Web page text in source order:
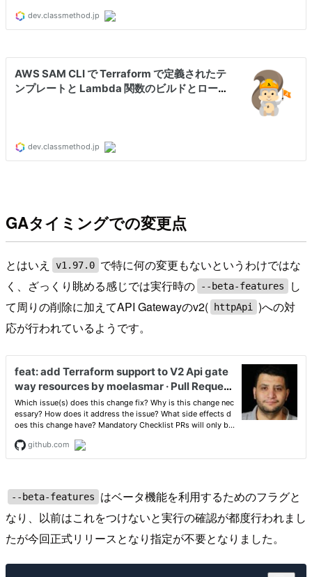
GAタイミングでの変更点
とはいえ v1.97.0 で特に何の変更もないというわけではな
く、ざっくり眺める感じでは実行時の
--beta-features
し
て周りの削除に加えてAPI Gatewayのv2(
httpApi
)への対
応が行われているようです。
--beta-features
はベータ機能を利用するためのフラグと
なり、以前はこれをつけないと実行の確認が都度行われまし
たが今回正式リリースとなり指定が不要となりました。